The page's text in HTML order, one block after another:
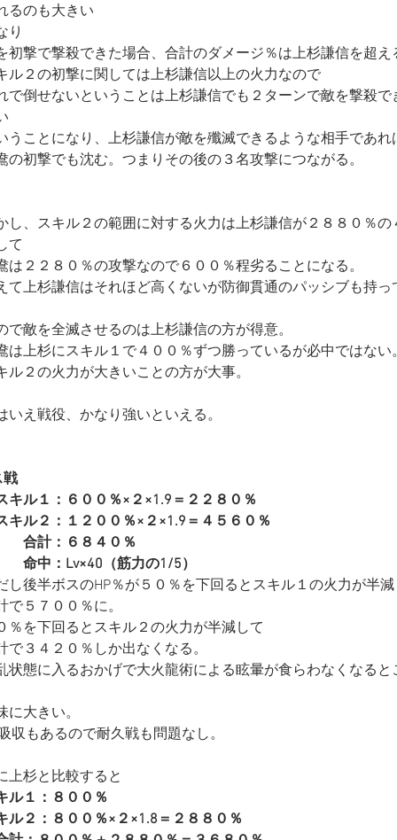
るのも大きい
り
初撃で撃殺できた場合、合計のダメージ％は上杉謙信を超え
ル２の初撃に関しては上杉謙信以上の火力なので
で倒せないということは上杉謙信でも２ターンで敵を撃殺で
うことになり、上杉謙信が敵を殲滅できるような相手であれ
初撃でも沈む。つまりその後の３名攻撃につながる。
し、スキル２の範囲に対する火力は上杉謙信が２８８０％の
て
２２８０％の攻撃なので６００％程劣ることになる。
て上杉謙信はそれほど高くないが防御貫通のパッシブも持っ
敵を全滅させるのは上杉謙信の方が得意。
は上杉にスキル１で４００％ずつ勝っているが必中ではない
２の火力が大きいことの方が大事。
え戦役、かなり強いといえる。
戦
キル１：６００％×２×1.9＝２２８０％
キル２： １２００％×２×1.9＝４５６０％
：６８４０％
中： Lv×40（筋力の1/5）
し後半ボスのHP％が５０％を下回るとスキル１の火力が半
５７００％に。
％を下回るとスキル２の火力が半減して
３４２０％しか出なくなる。
状態に入るおかげで大火龍術による眩暈が食らわなくなると
大きい。
収もあるので耐久戦も問題なし。
上杉と比較すると
ル１：８００％
ル２：８００％×２×1.8＝２８８０％